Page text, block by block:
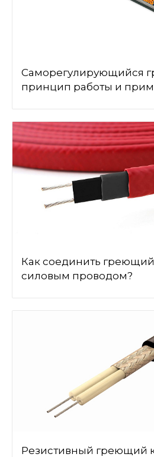
Саморегулирующийся
принцип работы и
Как соединить греющий
силовым проводом?
Резистивный греющий